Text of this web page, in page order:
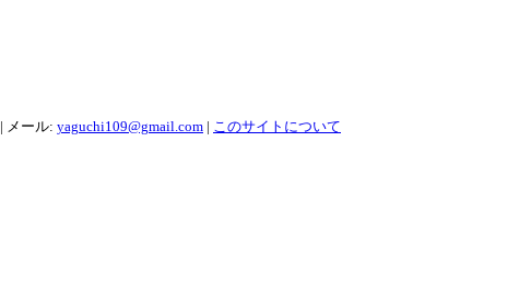
| メール: yaguchi109@gmail.com このサイトについて